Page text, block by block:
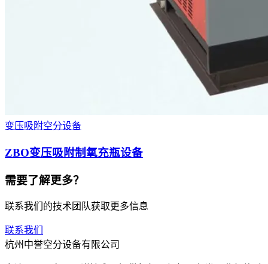
变压吸附空分设备
ZBO变压吸附制氧充瓶设备
需要了解更多？
联系我们的技术团队获取更多信息
联系我们
杭州中誉空分设备有限公司